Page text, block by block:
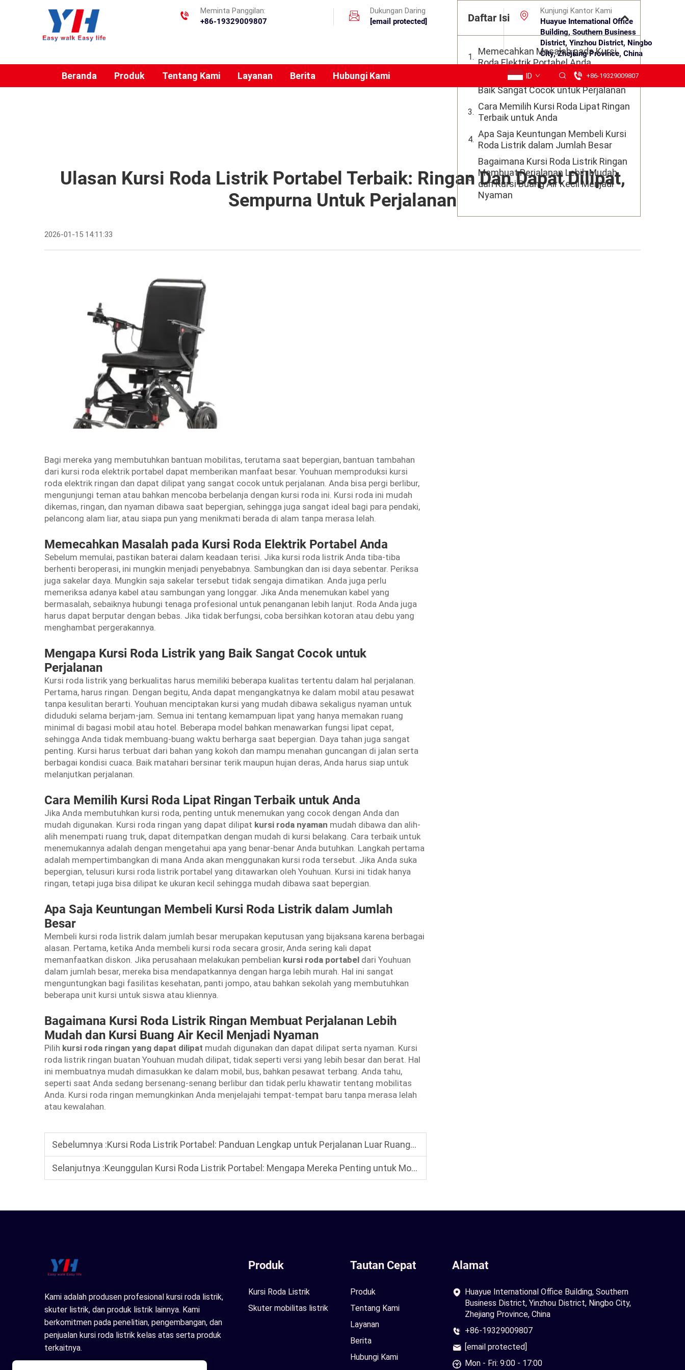
Meminta Panggilan:
+86-19329009807
Dukungan Daring
[email protected]
Kunjungi Kantor Kami
Huayue International Office
Building, Southern Business
District, Yinzhou District, Ningbo
City, Zhejiang Province, China
Beranda Produk Tentang Kami Layanan Berita Hubungi Kami ID +86-19329009807
Ulasan Kursi Roda Listrik Portabel Terbaik: Ringan Dan Dapat Dilipat,
Sempurna Untuk Perjalanan
2026-01-15 14:11:33
Bagi mereka yang membutuhkan bantuan mobilitas, terutama saat bepergian, bantuan tambahan
dari kursi roda elektrik portabel dapat memberikan manfaat besar. Youhuan memproduksi kursi
roda elektrik ringan dan dapat dilipat yang sangat cocok untuk perjalanan. Anda bisa pergi berlibur,
mengunjungi teman atau bahkan mencoba berbelanja dengan kursi roda ini. Kursi roda ini mudah
dikemas, ringan, dan nyaman dibawa saat bepergian, sehingga juga sangat ideal bagi para pendaki,
pelancong alam liar, atau siapa pun yang menikmati berada di alam tanpa merasa lelah.
Memecahkan Masalah pada Kursi Roda Elektrik Portabel Anda
Sebelum memulai, pastikan baterai dalam keadaan terisi. Jika kursi roda listrik Anda tiba-tiba
berhenti beroperasi, ini mungkin menjadi penyebabnya. Sambungkan dan isi daya sebentar. Periksa
juga sakelar daya. Mungkin saja sakelar tersebut tidak sengaja dimatikan. Anda juga perlu
memeriksa adanya kabel atau sambungan yang longgar. Jika Anda menemukan kabel yang
bermasalah, sebaiknya hubungi tenaga profesional untuk penanganan lebih lanjut. Roda Anda juga
harus dapat berputar dengan bebas. Jika tidak berfungsi, coba bersihkan kotoran atau debu yang
menghambat pergerakannya.
Mengapa Kursi Roda Listrik yang Baik Sangat Cocok untuk
Perjalanan
Kursi roda listrik yang berkualitas harus memiliki beberapa kualitas tertentu dalam hal perjalanan.
Pertama, harus ringan. Dengan begitu, Anda dapat mengangkatnya ke dalam mobil atau pesawat
tanpa kesulitan berarti. Youhuan menciptakan kursi yang mudah dibawa sekaligus nyaman untuk
diduduki selama berjam-jam. Semua ini tentang kemampuan lipat yang hanya memakan ruang
minimal di bagasi mobil atau hotel. Beberapa model bahkan menawarkan fungsi lipat cepat,
sehingga Anda tidak membuang-buang waktu berharga saat bepergian. Daya tahan juga sangat
penting. Kursi harus terbuat dari bahan yang kokoh dan mampu menahan guncangan di jalan serta
berbagai kondisi cuaca. Baik matahari bersinar terik maupun hujan deras, Anda harus siap untuk
melanjutkan perjalanan.
Cara Memilih Kursi Roda Lipat Ringan Terbaik untuk Anda
Jika Anda membutuhkan kursi roda, penting untuk menemukan yang cocok dengan Anda dan
mudah digunakan. Kursi roda ringan yang dapat dilipat kursi roda nyaman mudah dibawa dan alih-
alih menempati ruang truk, dapat ditempatkan dengan mudah di kursi belakang. Cara terbaik untuk
menemukannya adalah dengan mengetahui apa yang benar-benar Anda butuhkan. Langkah pertama
adalah mempertimbangkan di mana Anda akan menggunakan kursi roda tersebut. Jika Anda suka
bepergian, telusuri kursi roda listrik portabel yang ditawarkan oleh Youhuan. Kursi ini tidak hanya
ringan, tetapi juga bisa dilipat ke ukuran kecil sehingga mudah dibawa saat bepergian.
Apa Saja Keuntungan Membeli Kursi Roda Listrik dalam Jumlah
Besar
Membeli kursi roda listrik dalam jumlah besar merupakan keputusan yang bijaksana karena berbagai
alasan. Pertama, ketika Anda membeli kursi roda secara grosir, Anda sering kali dapat
memanfaatkan diskon. Jika perusahaan melakukan pembelian kursi roda portabel dari Youhuan
dalam jumlah besar, mereka bisa mendapatkannya dengan harga lebih murah. Hal ini sangat
menguntungkan bagi fasilitas kesehatan, panti jompo, atau bahkan sekolah yang membutuhkan
beberapa unit kursi untuk siswa atau kliennya.
Bagaimana Kursi Roda Listrik Ringan Membuat Perjalanan Lebih
Mudah dan Kursi Buang Air Kecil Menjadi Nyaman
Pilih kursi roda ringan yang dapat dilipat mudah digunakan dan dapat dilipat serta nyaman. Kursi
roda listrik ringan buatan Youhuan mudah dilipat, tidak seperti versi yang lebih besar dan berat. Hal
ini membuatnya mudah dimasukkan ke dalam mobil, bus, bahkan pesawat terbang. Anda tahu,
seperti saat Anda sedang bersenang-senang berlibur dan tidak perlu khawatir tentang mobilitas
Anda. Kursi roda ringan memungkinkan Anda menjelajahi tempat-tempat baru tanpa merasa lelah
atau kewalahan.
Sebelumnya :Kursi Roda Listrik Portabel: Panduan Lengkap untuk Perjalanan Luar Ruangan yang Mudah di 2026
Selanjutnya :Keunggulan Kursi Roda Listrik Portabel: Mengapa Mereka Penting untuk Mobilitas
Daftar Isi
Memecahkan Masalah pada Kursi
Roda Elektrik Portabel Anda
Mengapa Kursi Roda Listrik yang
Baik Sangat Cocok untuk Perjalanan
Cara Memilih Kursi Roda Lipat Ringan
Terbaik untuk Anda
Apa Saja Keuntungan Membeli Kursi
Roda Listrik dalam Jumlah Besar
Bagaimana Kursi Roda Listrik Ringan
Membuat Perjalanan Lebih Mudah
dan Kursi Buang Air Kecil Menjadi
Nyaman
Kami adalah produsen profesional kursi roda listrik,
skuter listrik, dan produk listrik lainnya. Kami
berkomitmen pada penelitian, pengembangan, dan
penjualan kursi roda listrik kelas atas serta produk
terkaitnya.
Produk
Kursi Roda Listrik
Skuter mobilitas listrik
Tautan Cepat
Produk
Tentang Kami
Layanan
Berita
Hubungi Kami
Alamat
Huayue International Office Building, Southern
Business District, Yinzhou District, Ningbo City,
Zhejiang Province, China
+86-19329009807
[email protected]
Mon - Fri: 9:00 - 17:00